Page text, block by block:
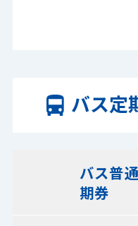
バス定
バス普
期券